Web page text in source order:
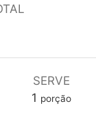
SERVE
1 porção